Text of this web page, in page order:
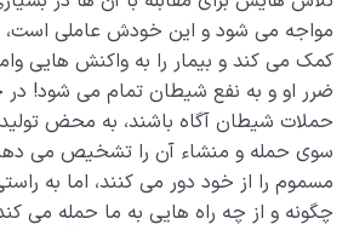
چرا شیطان بر صراط مستقیم در انتظار
شیطان چگونه می تواند در شناخت
کند؟
چه چیزهایی راه نفوذ شیطان را در دل
چگونه باید با آن مقابله کرد؟
مواجه می شود و این خودش عاملی است،
کمک می کند و بیمار را به واکنش هایی
ضرر او و به نفع شیطان تمام می شود! در
حملات شیطان آگاه باشند، به محض
سوی حمله و منشاء آن را تشخیص می
مسموم را از خود دور می کنند، اما به
چگونه و از چه راه هایی به ما حمله می